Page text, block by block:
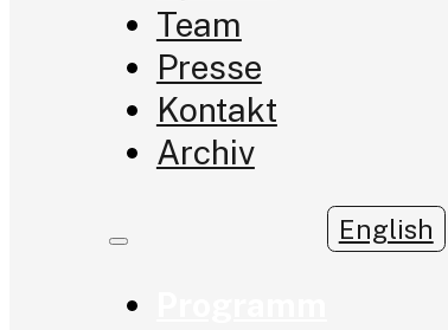
Team
Presse
Kontakt
Archiv
English